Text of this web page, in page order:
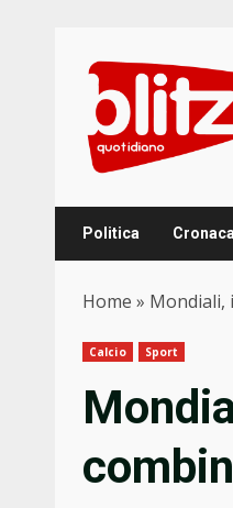
content
Politica Cronaca
Home » Mondiali,
Calcio Sport